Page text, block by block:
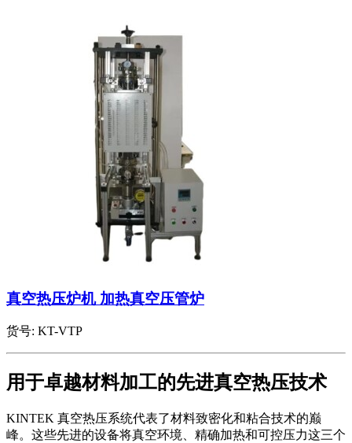
真空热压炉机 加热真空压管炉
货号: KT-VTP
用于卓越材料加工的先进真空热压技术
KINTEK 真空热压系统代表了材料致密化和粘合技术的巅
峰。这些先进的设备将真空环境、精确加热和可控压力这三个